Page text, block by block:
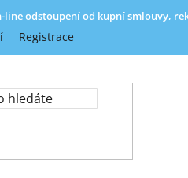
line odstoupení od kupní smlouvy,
Registrace